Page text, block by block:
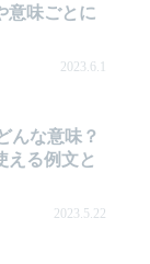
意味ごとに
2023.6.1
んな意味？
える例文と
2023.5.22